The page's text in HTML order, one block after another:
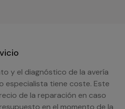
y el diagnóstico de la avería
especialista tiene coste. Este
de la reparación en caso
en el momento de la